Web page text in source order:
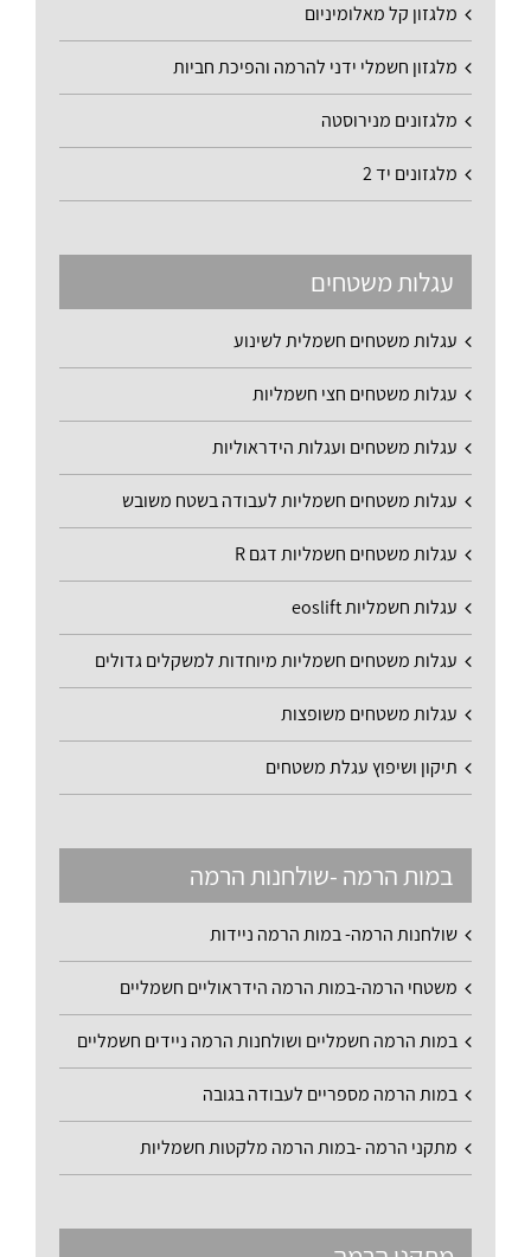
מלגזון קל מאלומיניום
מלגזון חשמלי ידני להרמה והפיכת חביות
מלגזונים מנירוסטה
מלגזונים יד 2
עגלות משטחים
עגלות משטחים חשמלית לשינוע
עגלות משטחים חצי חשמליות
עגלות משטחים ועגלות הידראוליות
עגלות משטחים חשמליות לעבודה בשטח משובש
עגלות משטחים חשמליות דגם R
עגלות חשמליות eoslift
עגלות משטחים חשמליות מיוחדות למשקלים גדולים
עגלות משטחים משופצות
תיקון ושיפוץ עגלת משטחים
במות הרמה -שולחנות הרמה
שולחנות הרמה- במות הרמה ניידות
משטחי הרמה-במות הרמה הידראוליים חשמליים
במות הרמה חשמליים ושולחנות הרמה ניידים חשמליים
במות הרמה מספריים לעבודה בגובה
מתקני הרמה -במות הרמה מלקטות חשמליות